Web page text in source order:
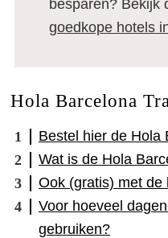
besparen? Bekijk
goedkope hotels
Hola Barcelona
Bestel hier de Hola
Wat is de Hola
Ook (gratis) met
Voor hoeveel
gebruiken?